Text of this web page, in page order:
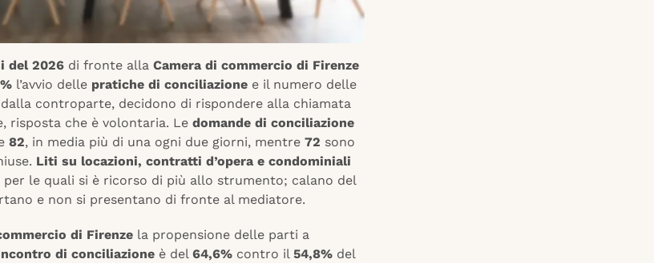
del 2026 di fronte alla Camera di commercio di Firenze
l’avvio delle pratiche di conciliazione e il numero delle
controparte, decidono di rispondere alla chiamata
risposta che è volontaria. Le domande di conciliazione
82, in media più di una ogni due giorni, mentre 72 sono
Liti su locazioni, contratti d’opera e condominiali
le quali si è ricorso di più allo strumento; calano del
e non si presentano di fronte al mediatore.
di Firenze la propensione delle parti a
di conciliazione è del 64,6% contro il 54,8% del